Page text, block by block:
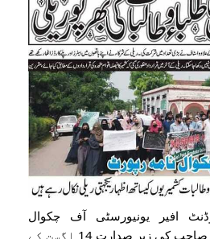
افیر یونیورسٹی آف چکوال
چوہدری عظمت منہاس صاحب کی زیر صدارت 14 اگست کے